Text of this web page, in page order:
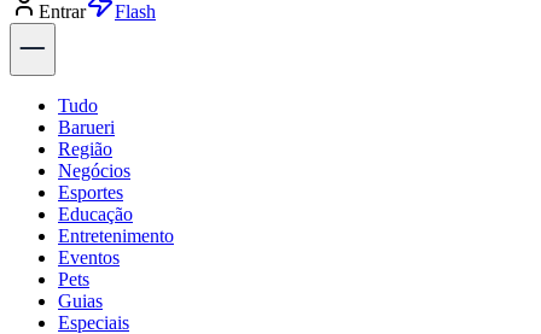
Entrar
Flash
Tudo
Barueri
Região
Negócios
Esportes
Educação
Entretenimento
Eventos
Pets
Guias
Especiais